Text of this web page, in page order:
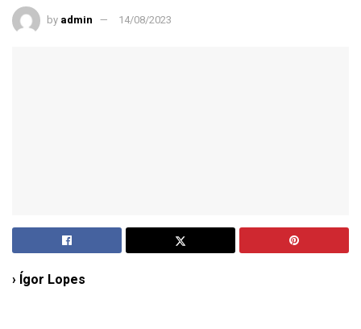
by admin 14/08/2023
› Ígor Lopes